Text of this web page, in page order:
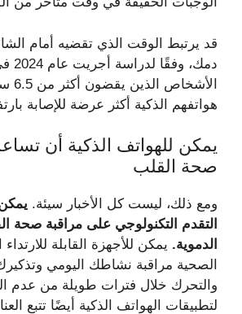
قد يرتبط الوقت الذي تقضيه أمام
هواتفهم الذكية أكثر عرضة للإصابة
يمكن للهواتف الذكية أن
صحة القلب
ومع ذلك، ليست كل الأخبار سيئة.
التقدم التكنولوجي على مراقبة صحة
الدموية. يمكن للأجهزة القابلة للارتداء
الصحية مراقبة نشاطك اليومي
والتحرك خلال فترات طويلة من عدم
لتطبيقات الهواتف الذكية أيضًا تتبع